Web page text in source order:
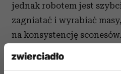
jednak robotem jest
zagniatać i wyrabiać
na konsystencję